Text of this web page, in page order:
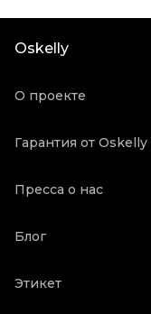
Продавец
Oskelly
О проекте
Гарантия от Oskelly
Пресса о нас
Блог
Этикет